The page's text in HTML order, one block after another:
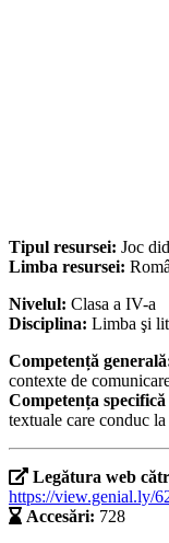
Tipul resursei: Joc
Limba resursei:
Nivelul: Clasa a IV-a
Disciplina: Limba şi
Competență
contexte de
Competența
textuale care conduc
Legătura web
https://view.genial.ly/
Accesări: 728